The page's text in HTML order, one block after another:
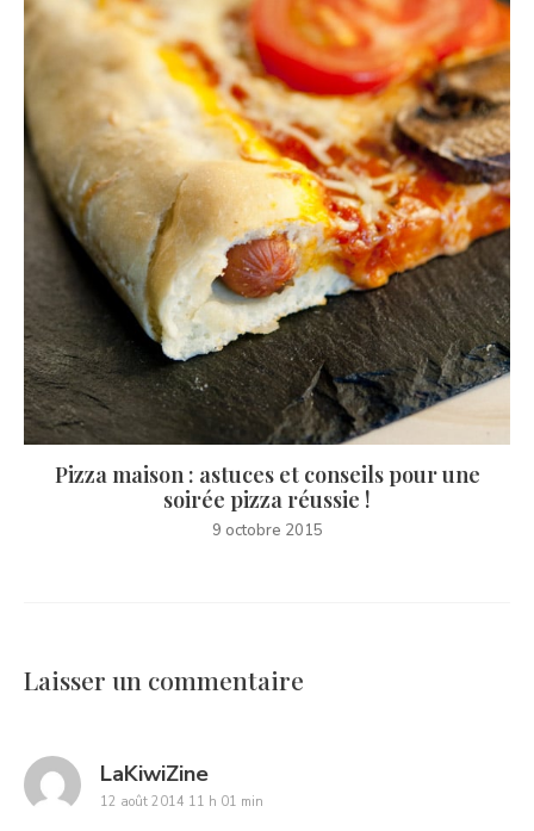
Pizza maison : astuces et conseils pour une
soirée pizza réussie !
9 octobre 2015
Laisser un commentaire
LaKiwiZinesays:
12 août 2014 11 h 01 min